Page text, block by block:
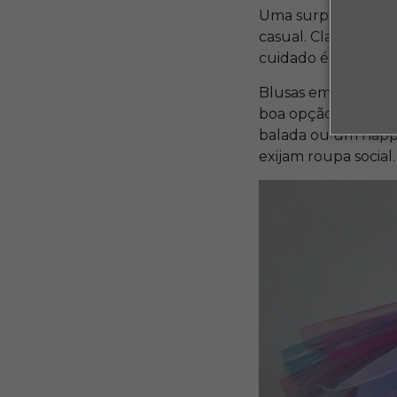
Uma surpresa ao
casual. Claro que
cuidado é possível
Blusas em tule ou
boa opção nesse
balada ou um
exijam roupa social.